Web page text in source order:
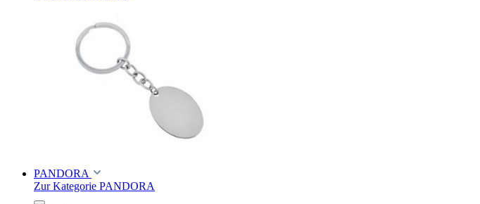
PANDORA
Zur Kategorie PANDORA